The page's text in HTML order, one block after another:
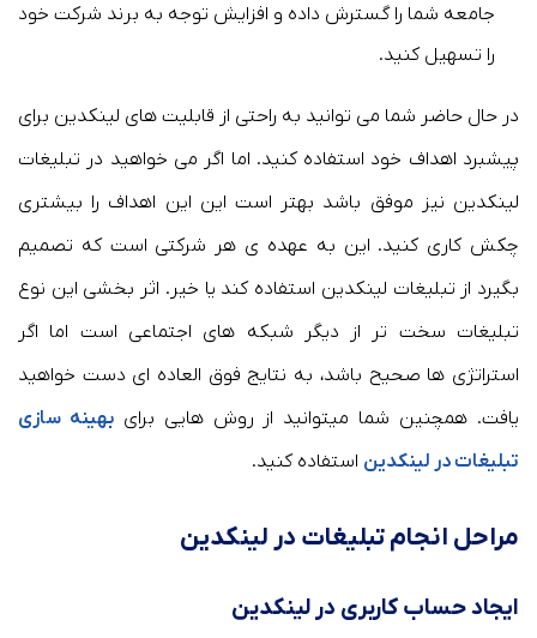
جامعه شما را گسترش داده و افزایش توجه به برند شرکت خود
را تسهیل کنید.
در حال حاضر شما می توانید به راحتی از قابلیت های لینکدین برای
پیشبرد اهداف خود استفاده کنید. اما اگر می خواهید در تبلیغات
لینکدین نیز موفق باشد بهتر است این این اهداف را بیشتری
چکش کاری کنید. این به عهده ی هر شرکتی است که تصمیم
بگیرد از تبلیغات لینکدین استفاده کند یا خیر. اثر بخشی این نوع
تبلیغات سخت تر از دیگر شبکه های اجتماعی است اما اگر
استراتژی ها صحیح باشد، به نتایج فوق العاده ای دست خواهید
یافت. همچنین شما میتوانید از روش هایی برایبهینه سازی
تبلیغات در لینکدین استفاده کنید.
مراحل انجام تبلیغات در لینکدین
ایجاد حساب کاربری در لینکدین